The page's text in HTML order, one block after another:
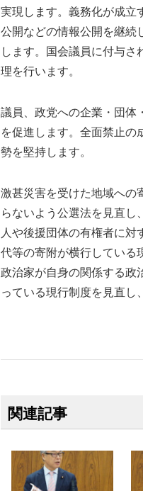
実現します。義務化が成立
公開などの情報公開を継続
します。国会議員に付与
理を行います。
議員、政党への企業・団体
を促進します。全面禁止の
勢を堅持します。
激甚災害を受けた地域への
らないよう公選法を見直し
人や後援団体の有権者に
代等の寄附が横行している
政治家が自身の関係する政
っている現行制度を見直し
関連記事